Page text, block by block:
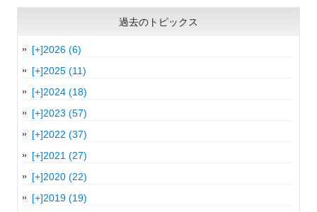
過去のトピックス
[+]2026 (6)
[+]2025 (11)
[+]2024 (18)
[+]2023 (57)
[+]2022 (37)
[+]2021 (27)
[+]2020 (22)
[+]2019 (19)